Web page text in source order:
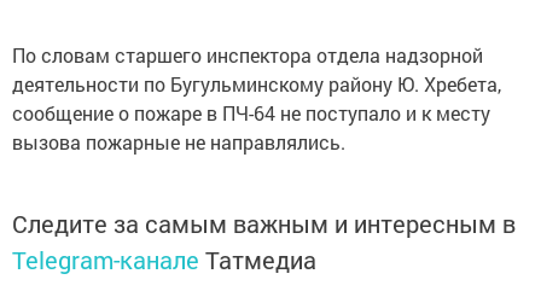
По словам старшего инспектора отдела надзорной
деятельности по Бугульминскому району Ю. Хребета,
сообщение о пожаре в ПЧ-64 не поступало и к месту
вызова пожарные не направлялись.
Следите за самым важным и интересным в
Telegram-канале Татмедиа